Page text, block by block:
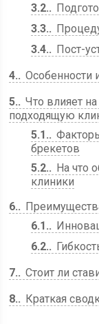
3.2.
3.3.
3.4.
Пост-
4.
Особенности
5.
Что влияет
подходящую
5.1.
брекетов
5.2.
На что
клиники
6.
6.1.
6.2.
7.
Стоит ли
8.
Краткая